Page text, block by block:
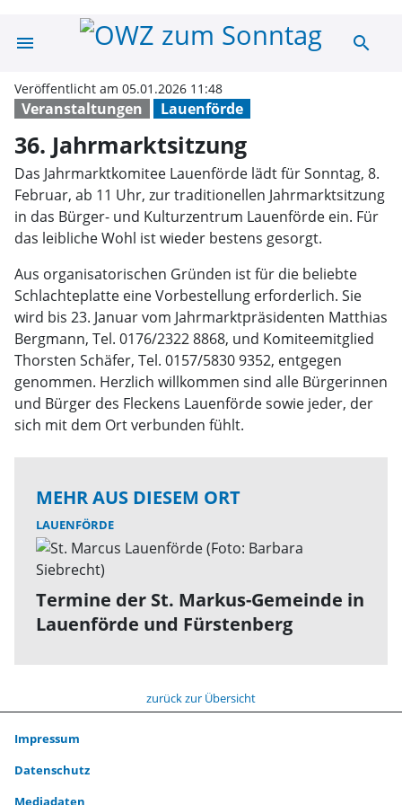
menu 36. search
Veranstaltungen Lauenförde
Veröffentlicht am 05.01.2026 11:48
36. Jahrmarktsitzung
Das Jahrmarktkomitee Lauenförde lädt für Sonntag, 8.
Februar, ab 11 Uhr, zur traditionellen Jahrmarktsitzung
in das Bürger- und Kulturzentrum Lauenförde ein. Für
das leibliche Wohl ist wieder bestens gesorgt.
Aus organisatorischen Gründen ist für die beliebte
Schlachteplatte eine Vorbestellung erforderlich. Sie
wird bis 23. Januar vom Jahrmarktpräsidenten Matthias
Bergmann, Tel. 0176/2322 8868, und Komiteemitglied
Thorsten Schäfer, Tel. 0157/5830 9352, entgegen
genommen. Herzlich willkommen sind alle Bürgerinnen
und Bürger des Fleckens Lauenförde sowie jeder, der
sich mit dem Ort verbunden fühlt.
MEHR AUS DIESEM ORT
LAUENFÖRDE
Termine der St. Markus-Gemeinde in
Lauenförde und Fürstenberg
zurück zur Übersicht
Impressum
Datenschutz
Mediadaten